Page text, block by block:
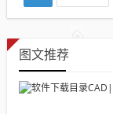
图文推荐